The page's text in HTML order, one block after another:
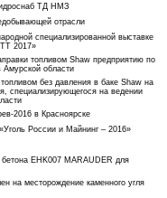
ТД НМЗ
отрасли
специализированной выставке
2017»
топливом Shaw предприятию по
Амурской области
без давления в баке Shaw на
специализирующегося на ведении
2016 в Красноярске
России и Майнинг – 2016»
бетона EHK007 MARAUDER для
на месторождение каменного угля